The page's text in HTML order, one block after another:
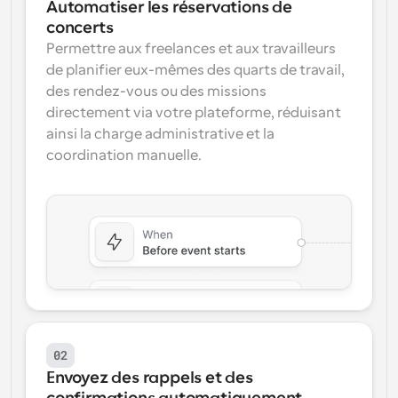
Automatiser les réservations de
concerts
Permettre aux freelances et aux travailleurs
de planifier eux-mêmes des quarts de travail,
des rendez-vous ou des missions
directement via votre plateforme, réduisant
ainsi la charge administrative et la
coordination manuelle.
02
Envoyez des rappels et des